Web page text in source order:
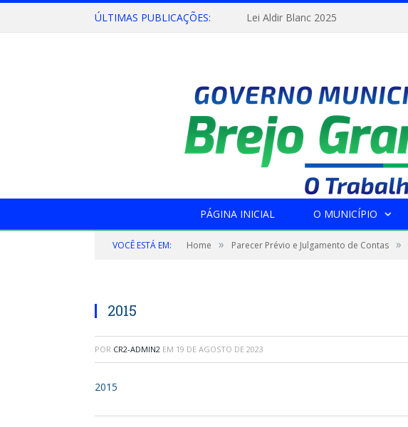
ÚLTIMAS PUBLICAÇÕES: Lei Aldir Blanc 2025
PÁGINA INICIAL O MUNICÍPIO
VOCÊ ESTÁ EM: Home » Parecer Prévio e Julgamento de Contas »
2015
POR CR2-ADMIN2 EM 19 DE AGOSTO DE 2023
2015